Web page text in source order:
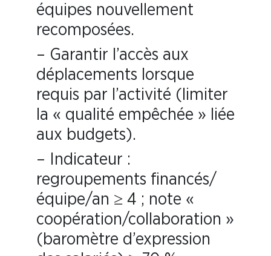
équipes nouvellement
recomposées.
– Garantir l’accès aux
déplacements lorsque
requis par l’activité (limiter
la « qualité empêchée » liée
aux budgets).
– Indicateur :
regroupements financés/
équipe/an ≥ 4 ; note «
coopération/collaboration »
(baromètre d’expression